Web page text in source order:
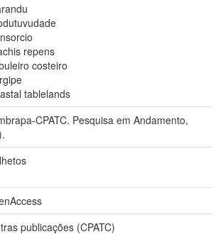
repens
costeiro
tablelands
CPATC. Pesquisa em Andamento,
publicações (CPATC)